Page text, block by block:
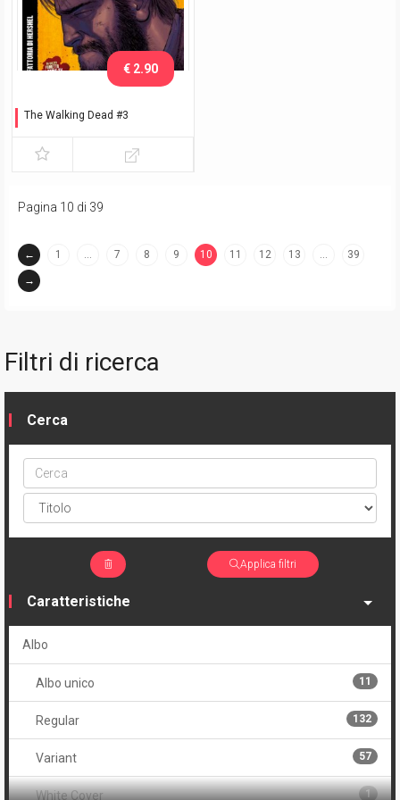
The Walking Dead #3
€ 2.90
Pagina 10 di 39
← 1 … 7 8 9
10
11 12 13 … 39
→
Filtri di ricerca
Cerca
Cerca
ptype
Applica filtri
Caratteristiche
Albo
Albo unico 11
Regular 132
Variant 57
White Cover 1